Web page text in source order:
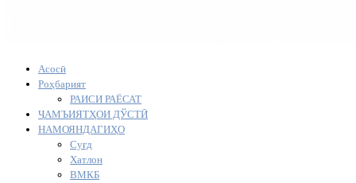
Асосӣ
Роҳбарият
РАИСИ РАЁСАТ
ҶАМЪИЯТҲОИ ДЎСТӢ
НАМОЯНДАГИҲО
Суғд
Хатлон
ВМКБ